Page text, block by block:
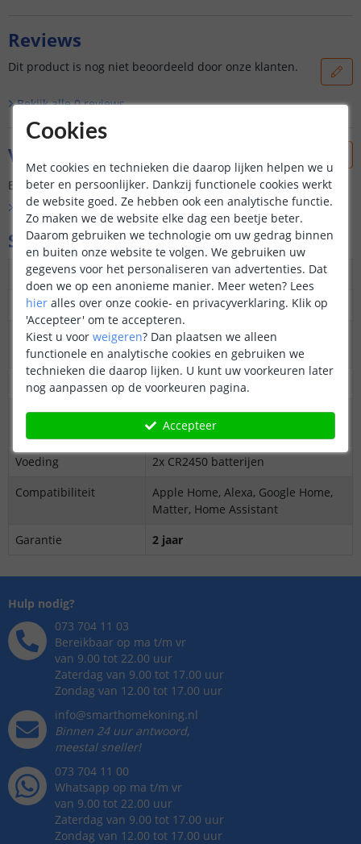
Reviews
Dit product is nog niet beoordeeld door onze klanten.
Bekijk alle 0 reviews
Vraag & antwoord
Er is nog geen vraag gesteld over dit product.
Bekijk alle Vraag & antwoord
Specificaties
Protocol
Zigbee 3.0, Thread, Bluetooth
Detectietechnologie
PIR + mmWave radar (60 GHz)
Sensoren
beweging, radar, licht, temperatuur
en vochtigheid
Afmetingen
42 × 42 × 50 mm
Montage
Muur, plafond of magnetisch
oppervlak
Voeding
2x CR2450 batterijen
Compatibiliteit
Apple Home, Alexa, Google Home,
Matter, Home Assistant
Garantie
2 jaar
Hulp nodig?
073 704 11 03
Bereikbaar op ma t/m vr
van 9.00 tot 22.00 uur
Zaterdag van 9.00 tot 17.00 uur
Zondag van 12.00 tot 17.00 uur
info@smarthomekoning.nl
Binnen 24 uur antwoord,
meestal sneller!
073 704 11 00
Whatsapp op ma t/m vr
van 9.00 tot 22.00 uur
Zaterdag van 9.00 tot 17.00 uur
Zondag van 12.00 tot 17.00 uur
Cookies
Met cookies en technieken die daarop lijken helpen we u
beter en persoonlijker. Dankzij functionele cookies werkt
de website goed. Ze hebben ook een analytische functie.
Zo maken we de website elke dag een beetje beter.
Daarom gebruiken we technologie om uw gedrag binnen
en buiten onze website te volgen. We gebruiken uw
gegevens voor het personaliseren van advertenties. Dat
doen we op een anonieme manier. Meer weten? Lees
hier alles over onze cookie- en privacyverklaring. Klik op
'Accepteer' om te accepteren.
Kiest u voor weigeren? Dan plaatsen we alleen
functionele en analytische cookies en gebruiken we
technieken die daarop lijken. U kunt uw voorkeuren later
nog aanpassen op de voorkeuren pagina.
Accepteer